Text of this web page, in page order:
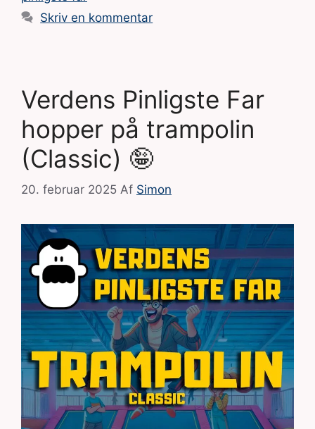
Skriv en kommentar
Verdens Pinligste Far
hopper på trampolin
(Classic) 🤪
20. februar 2025 Af Simon